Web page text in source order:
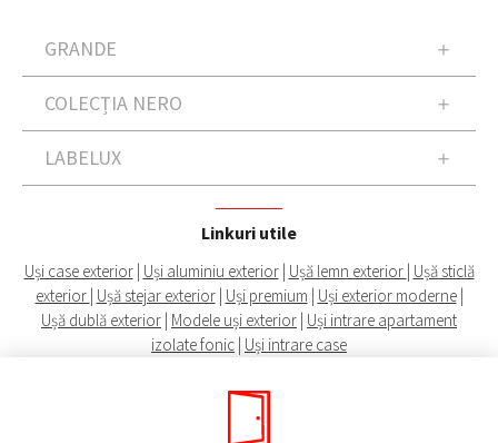
GRANDE
COLECȚIA NERO
LABELUX
Linkuri utile
Uși case exterior| Uși aluminiu exterior| Ușă lemn exterior Ușă sticlă
exterior Ușă stejar exterior| Uși premium Uși exterior moderne|
Ușă dublă exterior Modele uși exterior Uși intrare apartament
izolate fonic Uși intrare case